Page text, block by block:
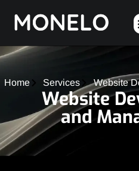
Home Services Website
Website
and